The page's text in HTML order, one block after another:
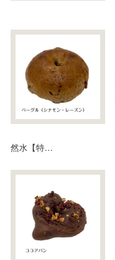
然水【特…